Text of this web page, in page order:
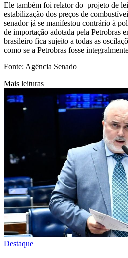
Ele também foi relator do projeto de
estabilização dos preços de
senador já se manifestou contrário à
de importação adotada pela Petrobras
brasileiro fica sujeito a todas as
como se a Petrobras fosse
Fonte: Agência Senado
Mais leituras
Destaque